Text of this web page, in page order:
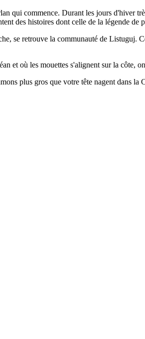
qui commence. Durant les jours d'hiver
des histoires dont celle de la légende de
se retrouve la communauté de Listuguj.
et où les mouettes s'alignent sur la côte,
plus gros que votre tête nagent dans